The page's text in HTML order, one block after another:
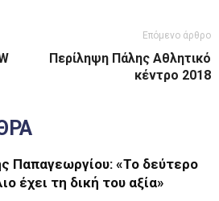
Επόμενο άρθρο
Περίληψη Πάλης Αθλητικό
κέντρο 2018
Παπαγεωργίου: «Το δεύτερο
έχει τη δική του αξία»